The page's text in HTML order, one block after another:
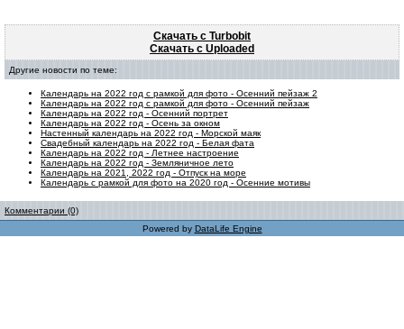
Скачать с Turbobit
Скачать с Uploaded
Другие новости по теме:
Календарь на 2022 год с рамкой для фото - Осенний пейзаж 2
Календарь на 2022 год с рамкой для фото - Осенний пейзаж
Календарь на 2022 год - Осенний портрет
Календарь на 2022 год - Осень за окном
Настенный календарь на 2022 год - Морской маяк
Свадебный календарь на 2022 год - Белая фата
Календарь на 2022 год - Летнее настроение
Календарь на 2022 год - Земляничное лето
Календарь на 2021, 2022 год - Отпуск на море
Календарь с рамкой для фото на 2020 год - Осенние мотивы
Комментарии (0)
Powered by DataLife Engine